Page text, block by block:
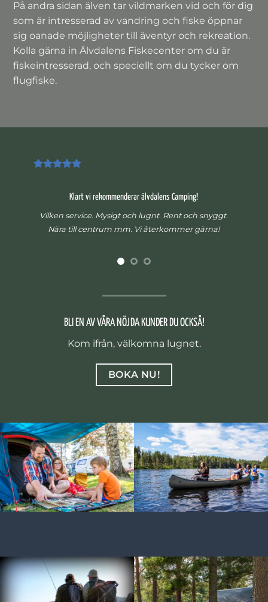
På andra sidan älven tar vildmarken vid och för dig
som är intresserad av vandring och fiske öppnar
sig oanade möjligheter till äventyr och rekreation.
Kolla gärna in Älvdalens Fiskecenter om du är
fiskeintresserad, och speciellt om du tycker om
flugfiske.
Klart vi rekommenderar älvdalens Camping!
Vilken service. Mysigt och lugnt. Rent och snyggt.
Nära till centrum mm. Vi återkommer gärna!
BLI EN AV VÅRA NÖJDA KUNDER DU OCKSÅ!
Kom ifrån, välkomna lugnet.
BOKA NU!